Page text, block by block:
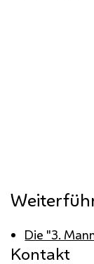
Die "3.
Kontakt